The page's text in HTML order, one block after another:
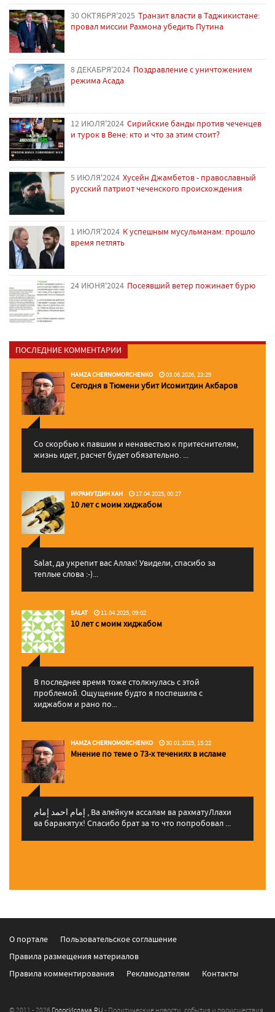
30 ОКТЯБРЯ'2025 Транзит власти в Таджикистане:
провал миссии Рахмона убедить Путина
8 ДЕКАБРЯ'2024 Поздравление с уничтожением
режима Асада
12 ИЮЛЯ'2024 Сирийские банды против чеченцев
и турок в Вене: кто и что за этим стоит?
5 ИЮЛЯ'2024 Хусейн Джамбетов - православный
русский патриот чеченского происхождения
1 ИЮЛЯ'2024 К успешным мусульманам: прошло
время петлять
24 ИЮНЯ'2024 Посеявший ветер пожинает бурю
ПОСЛЕДНИЕ КОММЕНТАРИИ
HAMZA CHERNOMORCHENKO 03.06.2026, 23:29
Сегодня в Тюмени убит Исомитдин Акбаров
Со скорбью к павшим и ненавестью к притеснителям,
жизнь идет, расчет будет обязательно. ...
ИКРАМУТДИН ХАН 17.04.2025, 00:27
10 лет с моим хиджабом
Salat, да укрепит вас Аллаx! Увидели, спасибо за
теплые слова :-)...
SALAT 11.04.2025, 09:02
10 лет с моим хиджабом
В последнее время тоже столкнулась с этой
проблемой. Ощущение будто я поспешила с
хиджабом и рано по...
HAMZA CHERNOMORCHENKO 30.01.2025, 15:22
Мнение по теме о 73-х течениях в исламе
إمام احمد إمام , Ва алейкум ассалам ва рахматуЛлахи
ва баракятух! Спасибо брат за то что попробовал ...
О портале
Пользовательское соглашение
Правила размещения материалов
Правила комментирования
Рекламодателям Контакты